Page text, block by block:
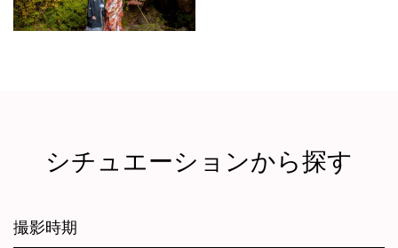
シチュエーションから探す
撮影時期